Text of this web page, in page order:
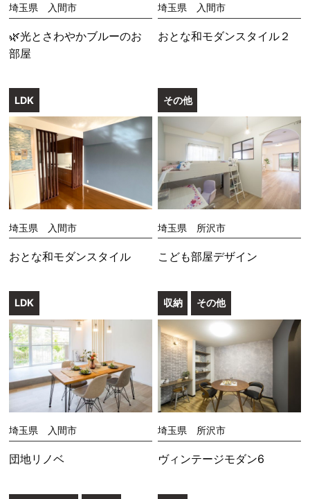
埼玉県 入間市
🌿光とさわやかブルーのお
部屋
埼玉県 入間市
おとな和モダンスタイル２
LDK
埼玉県 入間市
おとな和モダンスタイル
その他
埼玉県 所沢市
こども部屋デザイン
LDK
埼玉県 入間市
団地リノベ
収納 その他
埼玉県 所沢市
ヴィンテージモダン6